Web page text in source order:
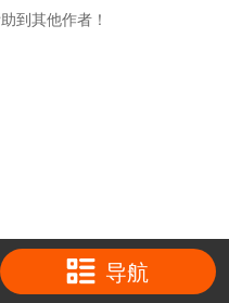
到其他作者！
导航